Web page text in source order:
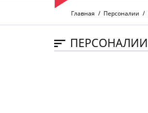
Главная Персоналии
ПЕРСОНАЛИИ